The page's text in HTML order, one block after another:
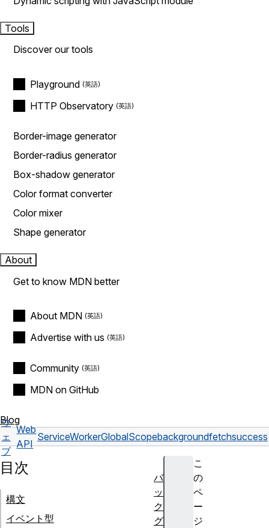
Tools
Discover our tools
Playground
HTTP Observatory
Border-image generator
Border-radius generator
Box-shadow generator
Color format converter
Color mixer
Shape generator
About
Get to know MDN better
About MDN
Advertise with us
Community
MDN on GitHub
Blog
ウ
ェ
ブ
Web
API
ServiceWorkerGlobalScopebackgroundfetchsuccess
こ
の
ペ
ー
ジ
目次
構文
イベント型
バ
ッ
ク
グ